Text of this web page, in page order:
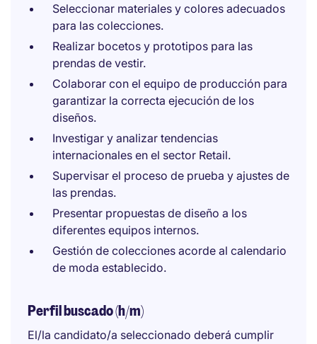
Seleccionar materiales y colores adecuados
para las colecciones.
Realizar bocetos y prototipos para las
prendas de vestir.
Colaborar con el equipo de producción para
garantizar la correcta ejecución de los
diseños.
Investigar y analizar tendencias
internacionales en el sector Retail.
Supervisar el proceso de prueba y ajustes de
las prendas.
Presentar propuestas de diseño a los
diferentes equipos internos.
Gestión de colecciones acorde al calendario
de moda establecido.
Perfil buscado (h/m)
El/la candidato/a seleccionado deberá cumplir